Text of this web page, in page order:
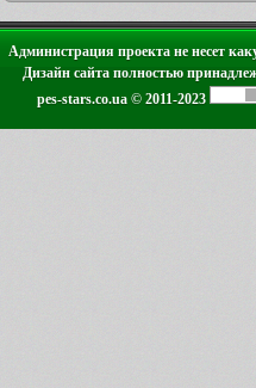
Администрация проекта не несет
Дизайн сайта полностью
pes-stars.co.ua © 2011-2023